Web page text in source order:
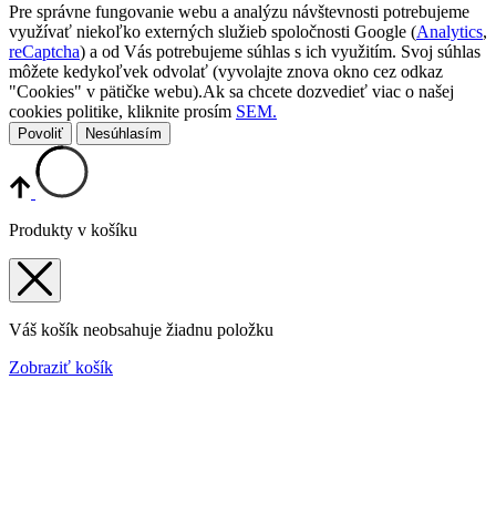
Pre správne fungovanie webu a analýzu návštevnosti potrebujeme
využívať niekoľko externých služieb spoločnosti Google (Analytics,
reCaptcha) a od Vás potrebujeme súhlas s ich využitím. Svoj súhlas
môžete kedykoľvek odvolať (vyvolajte znova okno cez odkaz
"Cookies" v pätičke webu).Ak sa chcete dozvedieť viac o našej
cookies politike, kliknite prosím SEM.
Povoliť Nesúhlasím
Produkty v košíku
Váš košík neobsahuje žiadnu položku
Zobraziť košík